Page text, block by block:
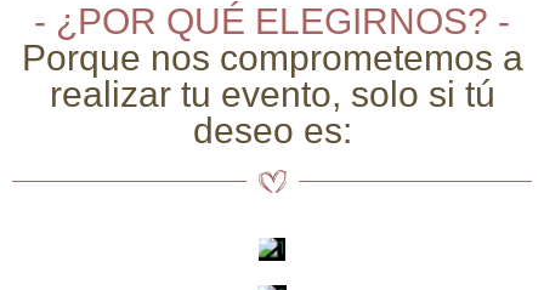
- ¿POR QUÉ ELEGIRNOS? -
Porque nos comprometemos a
realizar tu evento, solo si tú
deseo es: